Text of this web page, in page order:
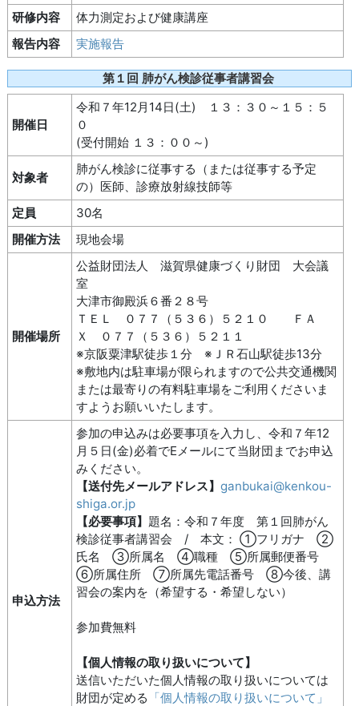
研修内容
体力測定および健康講座
報告内容
実施報告
第１回 肺がん検診従事者講習会
開催日
令和７年12月14日(土) １３：３０～１５：５
０
(受付開始 １３：００～)
対象者
肺がん検診に従事する（または従事する予定
の）医師、診療放射線技師等
定員
30名
開催方法
現地会場
開催場所
公益財団法人 滋賀県健康づくり財団 大会議
室
大津市御殿浜６番２８号
ＴＥＬ ０７７（５３６）５２１０ ＦＡ
Ｘ ０７７（５３６）５２１１
※京阪粟津駅徒歩１分 ※ＪＲ石山駅徒歩13分
※敷地内は駐車場が限られますので公共交通機関
または最寄りの有料駐車場をご利用くださいま
すようお願いいたします。
申込方法
参加の申込みは必要事項を入力し、令和７年12
月５日(金)必着でEメールにて当財団までお申込
みください。
【送付先メールアドレス】ganbukai@kenkou-
shiga.or.jp
【必要事項】 題名：令和７年度 第１回肺がん
検診従事者講習会 / 本文： ①フリガナ ②
氏名 ③所属名 ④職種 ⑤所属郵便番号
⑥所属住所 ⑦所属先電話番号 ⑧今後、講
習会の案内を（希望する・希望しない）
参加費無料
【個人情報の取り扱いについて】
送信いただいた個人情報の取り扱いについては
財団が定める 「個人情報の取り扱いについて」